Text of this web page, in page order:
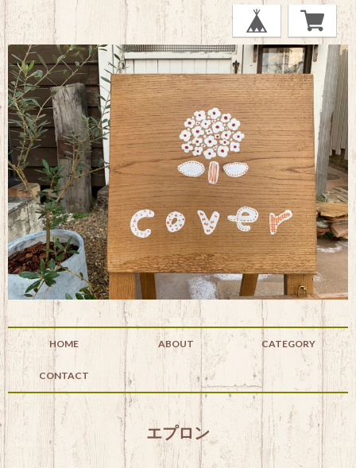
HOME ABOUT CATEGORY
CONTACT
エプロン